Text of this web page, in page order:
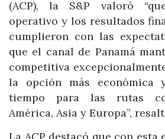
(ACP), la S&P valoró
operativo y los resultados
cumplieron con las
que el canal de Panamá
competitiva
la opción más económica
tiempo para las rutas
América, Asia y Europa”,
La ACP destacó que con esta